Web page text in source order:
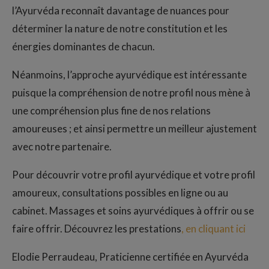
l’Ayurvéda reconnaît davantage de nuances pour
déterminer la nature de notre constitution et les
énergies dominantes de chacun.
Néanmoins, l’approche ayurvédique est intéressante
puisque la compréhension de notre profil nous mène à
une compréhension plus fine de nos relations
amoureuses ; et ainsi permettre un meilleur ajustement
avec notre partenaire.
Pour découvrir votre profil ayurvédique et votre profil
amoureux, consultations possibles en ligne ou au
cabinet. Massages et soins ayurvédiques à offrir ou se
faire offrir. Découvrez les prestations, en cliquant ici
Elodie Perraudeau, Praticienne certifiée en Ayurvéda